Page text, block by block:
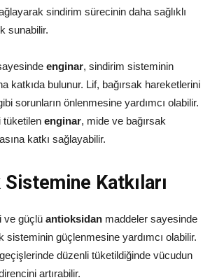
sindirim sürecinin daha sağlıklı
sunabilir.
enginar, sindirim sisteminin
katkıda bulunur. Lif, bağırsak hareketlerini
sorunların önlenmesine yardımcı olabilir.
tüketilen enginar, mide ve bağırsak
katkı sağlayabilir.
Sistemine Katkıları
i ve güçlü antioksidan maddeler sayesinde
sisteminin güçlenmesine yardımcı olabilir.
düzenli tüketildiğinde vücudun
artırabilir.